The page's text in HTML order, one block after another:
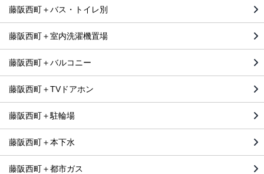
藤阪西町＋バス・トイレ別
藤阪西町＋室内洗濯機置場
藤阪西町＋バルコニー
藤阪西町＋TVドアホン
藤阪西町＋駐輪場
藤阪西町＋本下水
藤阪西町＋都市ガス